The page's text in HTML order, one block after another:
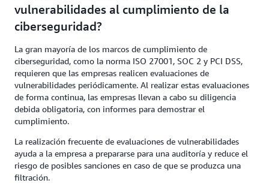
vulnerabilidades al cumplimiento de la
ciberseguridad?
La gran mayoría de los marcos de cumplimiento de
ciberseguridad, como la norma ISO 27001, SOC 2 y PCI DSS,
requieren que las empresas realicen evaluaciones de
vulnerabilidades periódicamente. Al realizar estas evaluaciones
de forma continua, las empresas llevan a cabo su diligencia
debida obligatoria, con informes para demostrar el
cumplimiento.
La realización frecuente de evaluaciones de vulnerabilidades
ayuda a la empresa a prepararse para una auditoría y reduce el
riesgo de posibles sanciones en caso de que se produzca una
filtración.